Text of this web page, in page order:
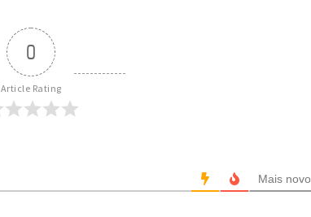
0
Article Rating
Mais novo